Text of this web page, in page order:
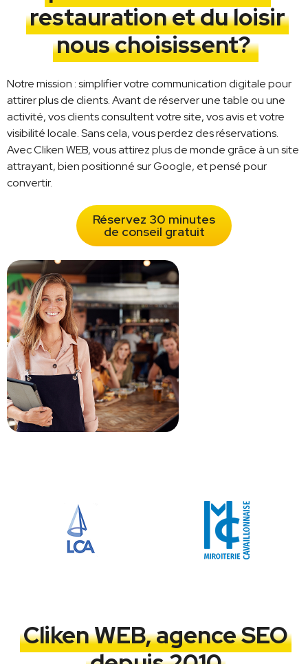
restauration et du loisir
nous choisissent?
Notre mission : simplifier votre communication digitale pour
attirer plus de clients. Avant de réserver une table ou une
activité, vos clients consultent votre site, vos avis et votre
visibilité locale. Sans cela, vous perdez des réservations.
Avec Cliken WEB, vous attirez plus de monde grâce à un site
attrayant, bien positionné sur Google, et pensé pour
convertir.
Réservez 30 minutes
de conseil gratuit
Cliken WEB, agence SEO